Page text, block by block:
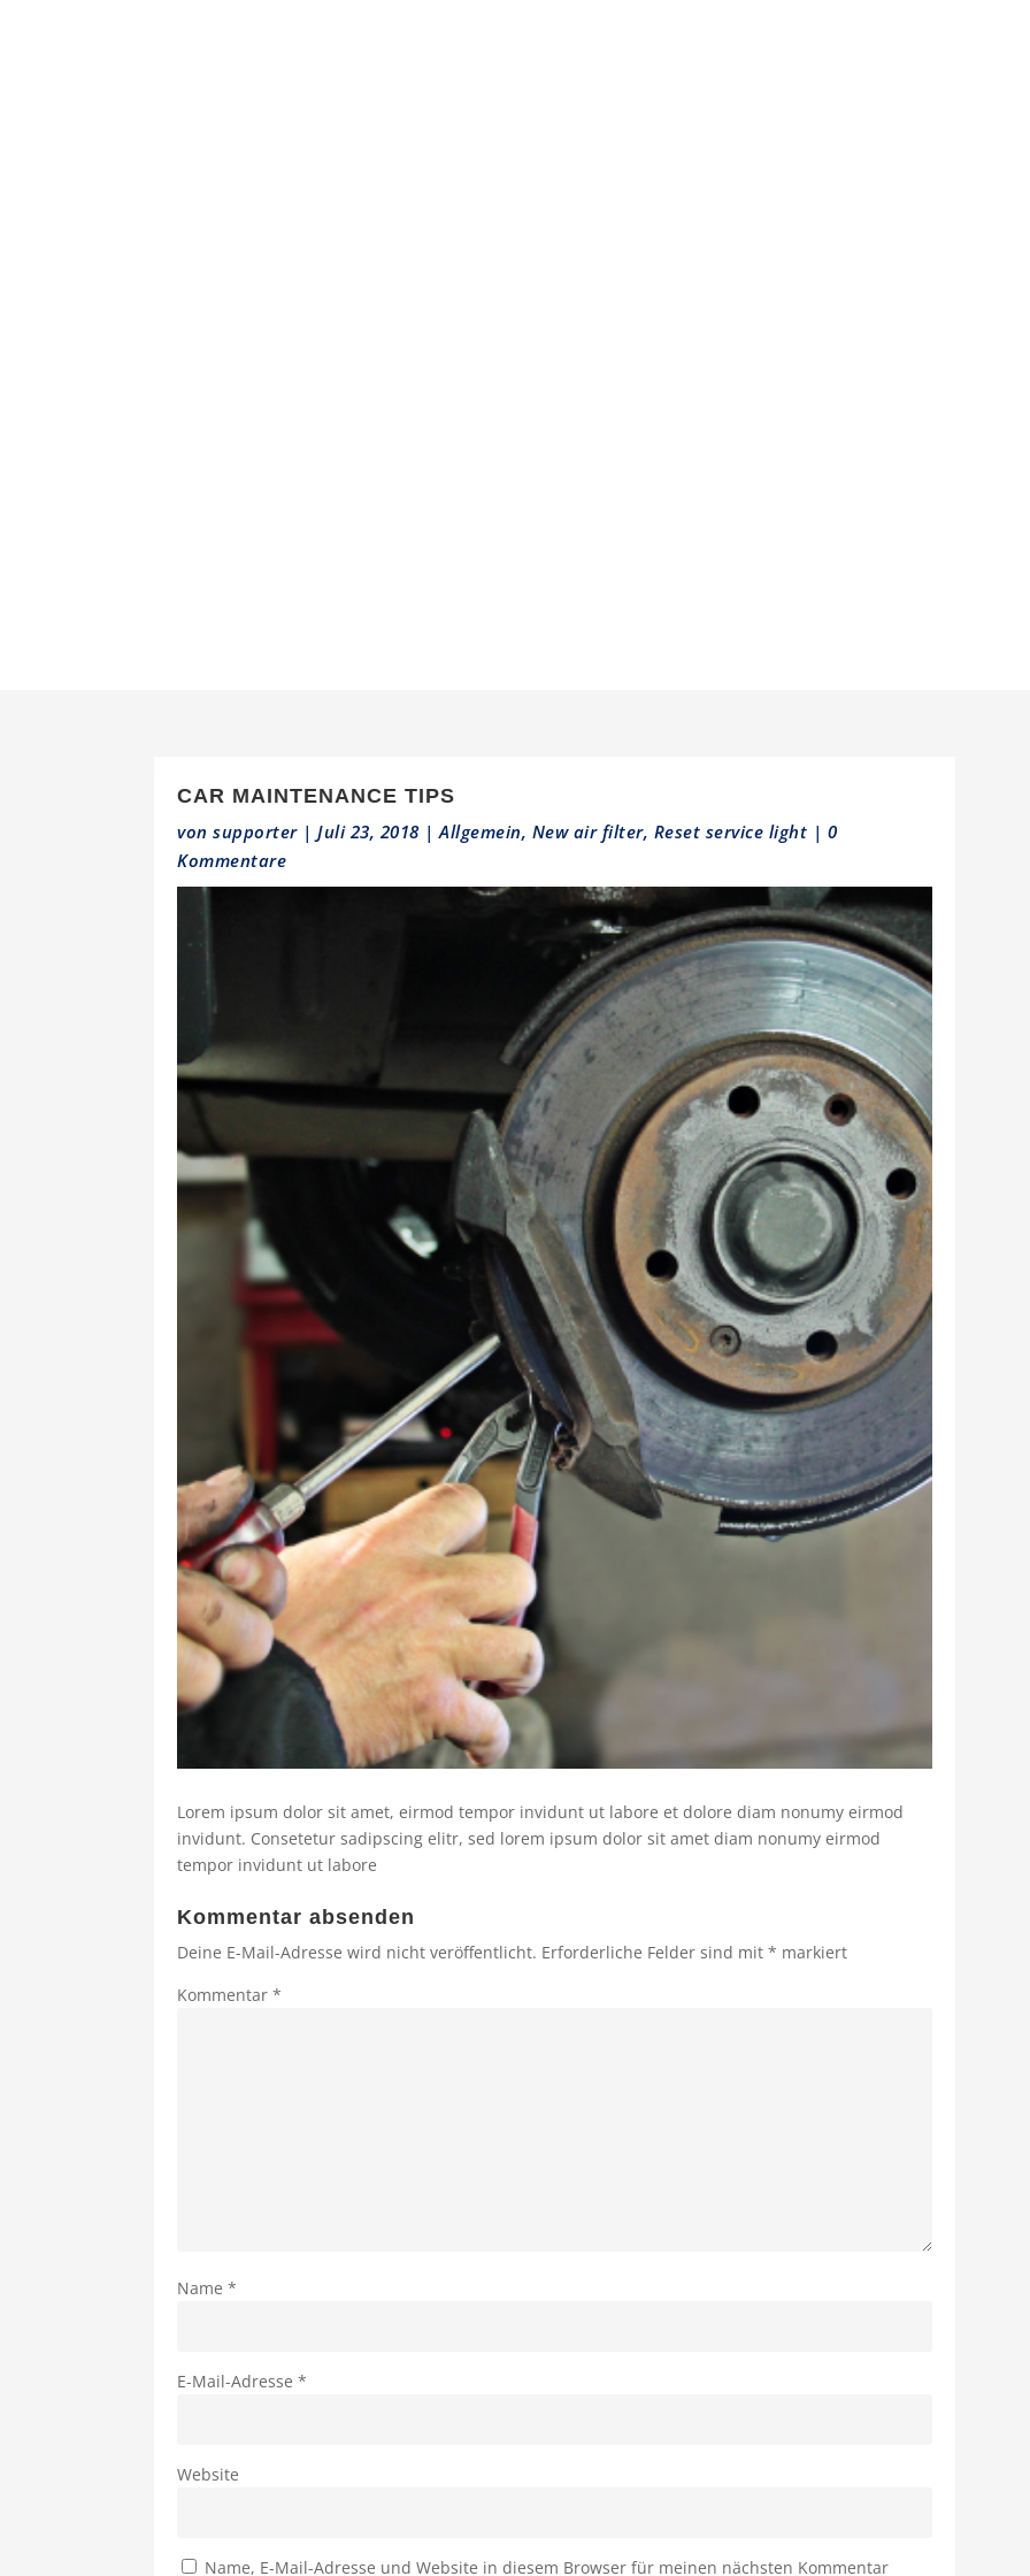
CAR MAINTENANCE TIPS
vonsupporter|Juli 23, 2018|Allgemein, New air filter, Reset service light | 0
Kommentare
Lorem ipsum dolor sit amet, eirmod tempor invidunt ut labore et dolore diam nonumy eirmod
invidunt. Consetetur sadipscing elitr, sed lorem ipsum dolor sit amet diam nonumy eirmod
tempor invidunt ut labore
Kommentar absenden
Deine E-Mail-Adresse wird nicht veröffentlicht. Erforderliche Felder sind mit* markiert
Kommentar*
Name*
E-Mail-Adresse*
Website
Name, E-Mail-Adresse und Website in diesem Browser für meinen nächsten Kommentar